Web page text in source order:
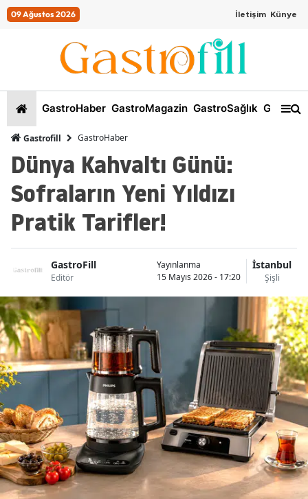
09 Ağustos 2026 İletişim Künye
GastroHaber GastroMagazin GastroSağlık
Gastrofill GastroHaber
Dünya Kahvaltı Günü:
Sofraların Yeni Yıldızı
Pratik Tarifler!
GastroFill
Editör
Yayınlanma
15 Mayıs 2026 - 17:20
İstanbul
Şişli